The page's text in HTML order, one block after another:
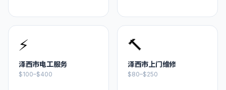
⚡
泽西市电工服务
$100–$400
🔨
泽西市 上门维修
$80–$250